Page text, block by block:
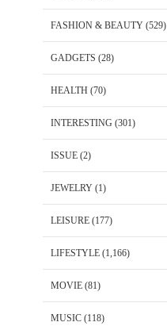
FASHION & BEAUTY (529)
GADGETS (28)
HEALTH (70)
INTERESTING (301)
ISSUE (2)
JEWELRY (1)
LEISURE (177)
LIFESTYLE (1,166)
MOVIE (81)
MUSIC (118)